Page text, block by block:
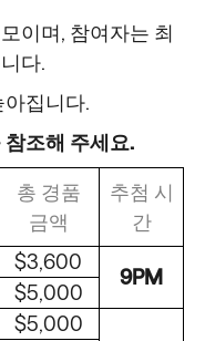
이며, 참여자는 최
다.
집니다.
조해 주세요.
총 경품
금액
추첨 시
간
$3,600
9PM
$5,000
$5,000